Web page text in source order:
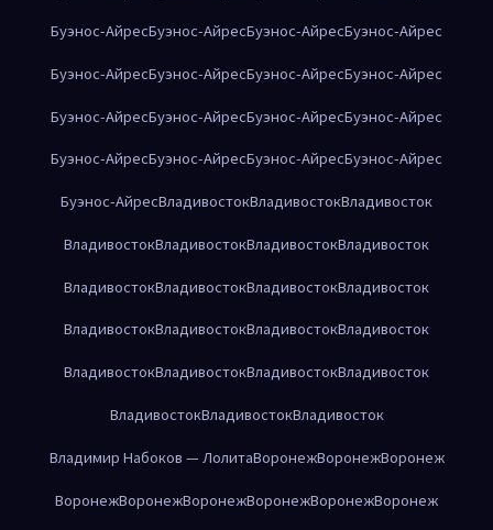
Буэнос-АйресБуэнос-АйресБуэнос-АйресБуэнос-Айрес
Буэнос-АйресБуэнос-АйресБуэнос-АйресБуэнос-Айрес
Буэнос-АйресБуэнос-АйресБуэнос-АйресБуэнос-Айрес
Буэнос-АйресБуэнос-АйресБуэнос-АйресБуэнос-Айрес
Буэнос-АйресВладивостокВладивостокВладивосток
ВладивостокВладивостокВладивостокВладивосток
ВладивостокВладивостокВладивостокВладивосток
ВладивостокВладивостокВладивостокВладивосток
ВладивостокВладивостокВладивостокВладивосток
ВладивостокВладивостокВладивосток
Владимир Набоков — ЛолитаВоронежВоронежВоронеж
ВоронежВоронежВоронежВоронежВоронежВоронеж